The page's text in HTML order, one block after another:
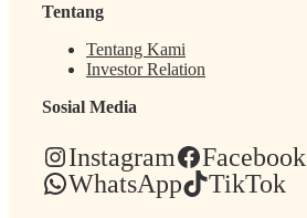
Tentang
Tentang Kami
Investor Relation
Sosial Media
Instagram Facebook
WhatsApp
TikTok